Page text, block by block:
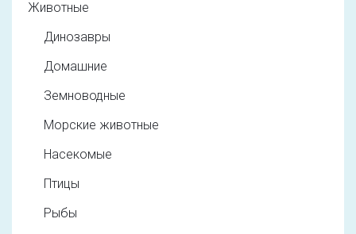
Животные
Динозавры
Домашние
Земноводные
Морские животные
Насекомые
Птицы
Рыбы